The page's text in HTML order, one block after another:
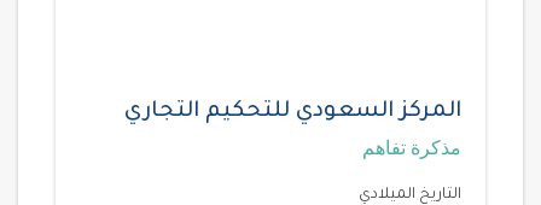
المركز السعودي للتحكيم التجاري
مذكرة تفاهم
التاريخ الميلادي